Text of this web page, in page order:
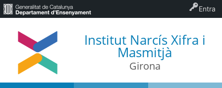
Institut Narcís Xifra i
Masmitjà
Girona
Entra